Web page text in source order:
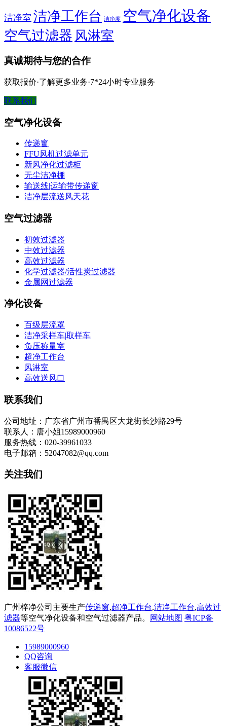
洁净室 洁净工作台 洁净度 空气净化设备
空气过滤器 风淋室
真诚期待与您的合作
获取报价·了解更多业务·7*24小时专业服务
联系我们
空气净化设备
传递窗
FFU风机过滤单元
新风净化过滤柜
无尘洁净棚
输送线|运输带传递窗
洁净层流送风天花
空气过滤器
初效过滤器
中效过滤器
高效过滤器
化学过滤器/活性炭过滤器
金属网过滤器
净化设备
百级层流罩
洁净采样车|取样车
负压称量室
超净工作台
风淋室
高效送风口
联系我们
公司地址：广东省广州市番禺区大龙街长沙路29号
联系人：唐小姐15989000960
服务热线：020-39961033
电子邮箱：52047082@qq.com
关注我们
广州梓净公司主要生产传递窗,超净工作台,洁净工作台,高效过
滤器等空气净化设备和空气过滤器产品。 网站地图 粤ICP备
10086522号
15989000960
QQ咨询
客服微信